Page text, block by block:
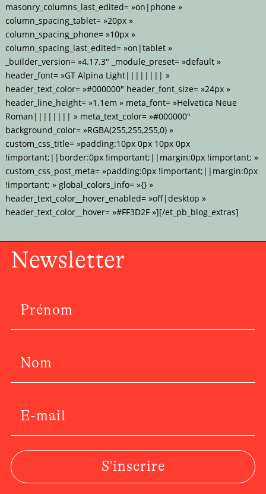
masonry_columns_last_edited= »on|phone »
column_spacing_tablet= »20px »
column_spacing_phone= »10px »
column_spacing_last_edited= »on|tablet »
_builder_version= »4.17.3″ _module_preset= »default »
header_font= »GT Alpina Light|||||||| »
header_text_color= »#000000″ header_font_size= »24px »
header_line_height= »1.1em » meta_font= »Helvetica Neue
Roman|||||||| » meta_text_color= »#000000″
background_color= »RGBA(255,255,255,0) »
custom_css_title= »padding:10px 0px 10px 0px
!important;||border:0px !important;||margin:0px !important; »
custom_css_post_meta= »padding:0px !important;||margin:0px
!important; » global_colors_info= »{} »
header_text_color__hover_enabled= »off|desktop »
header_text_color__hover= »#FF3D2F »][/et_pb_blog_extras]
Newsletter
S'inscrire